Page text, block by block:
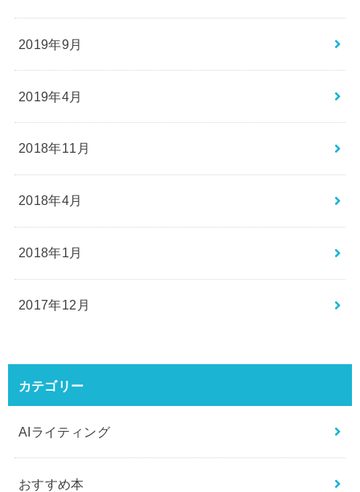
2019年9月
2019年4月
2018年11月
2018年4月
2018年1月
2017年12月
カテゴリー
AIライティング
おすすめ本